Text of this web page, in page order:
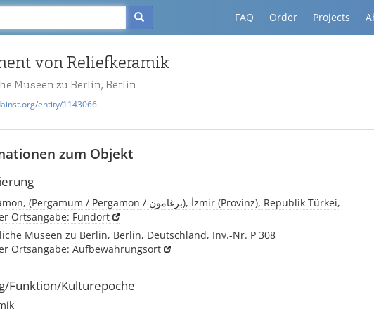
FAQ Order Projects
von Reliefkeramik
Museen zu Berlin, Berlin
entity/1143066
zum Objekt
Pergamon, (Pergamum / Pergamon / برغامون), İzmir (Provinz), Republik Türkei,
Ortsangabe: Fundort
Museen zu Berlin, Berlin, Deutschland, Inv.-Nr. P 308
Ortsangabe: Aufbewahrungsort
Funktion/Kulturepoche